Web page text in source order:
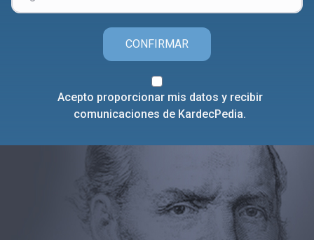
CONFIRMAR
Acepto proporcionar mis datos y recibir
comunicaciones de KardecPedia.